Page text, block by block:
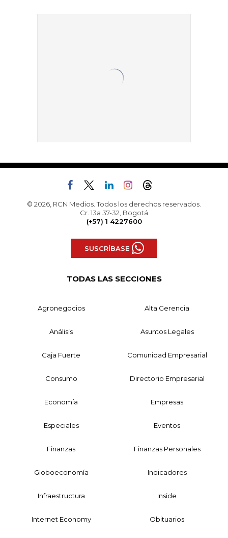
© 2026, RCN Medios. Todos los derechos reservados.
Cr. 13a 37-32, Bogotá
(+57) 1 4227600
SUSCRÍBASE
TODAS LAS SECCIONES
Agronegocios Alta Gerencia
Análisis Asuntos Legales
Caja Fuerte Comunidad Empresarial
Consumo Directorio Empresarial
Economía Empresas
Especiales Eventos
Finanzas Finanzas Personales
Globoeconomía Indicadores
Infraestructura Inside
Internet Economy Obituarios